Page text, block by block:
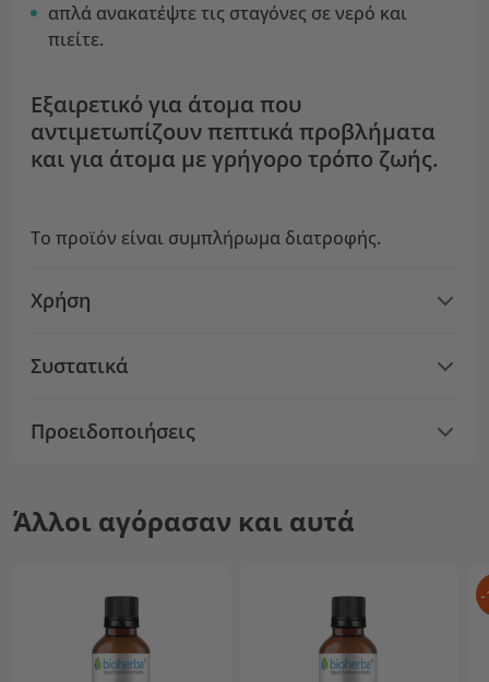
απλά ανακατέψτε τις σταγόνες σε νερό και
πιείτε.
Εξαιρετικό για άτομα που
αντιμετωπίζουν πεπτικά προβλήματα
και για άτομα με γρήγορο τρόπο ζωής.
Το προϊόν είναι συμπλήρωμα διατροφής.
Χρήση
Συστατικά
Προειδοποιήσεις
Άλλοι αγόρασαν και αυτά
-